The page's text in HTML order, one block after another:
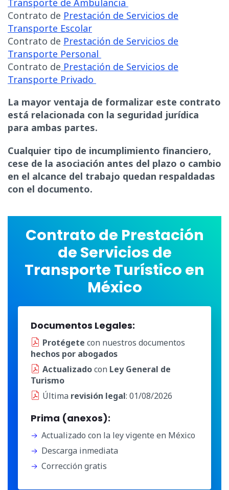
Contrato de Prestación de Servicios de
Transporte Escolar
Contrato de Prestación de Servicios de
Transporte Personal
Contrato de Prestación de Servicios de
Transporte Privado
La mayor ventaja de formalizar este contrato
está relacionada con la seguridad jurídica
para ambas partes.
Cualquier tipo de incumplimiento financiero,
cese de la asociación antes del plazo o cambio
en el alcance del trabajo quedan respaldadas
con el documento.
Contrato de Prestación
de Servicios de
Transporte Turístico en
México
Documentos Legales:
Protégete con nuestros documentos
hechos por abogados
Actualizadocon Ley General de
Turismo
Última revisión legal: 01/08/2026
Prima (anexos):
Actualizado con la ley vigente en México
Descarga inmediata
Corrección gratis